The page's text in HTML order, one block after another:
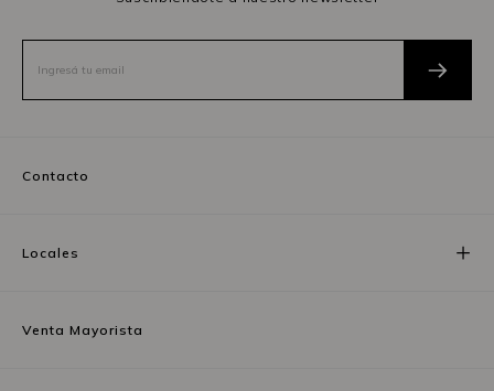
Contacto
Locales
Venta Mayorista